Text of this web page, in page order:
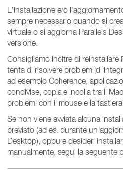
L’installazione e/o
sempre necessario quando si
virtuale o si aggiorna Parallels
versione.
Consigliamo inoltre di reinstallare
tenta di risolvere problemi di
ad esempio Coherence,
condivise, copia e incolla tra il
problemi con il mouse e la tastiera.
Se non viene avviata alcuna
previsto (ad es. durante un
Desktop), oppure desideri
manualmente, segui la seguente